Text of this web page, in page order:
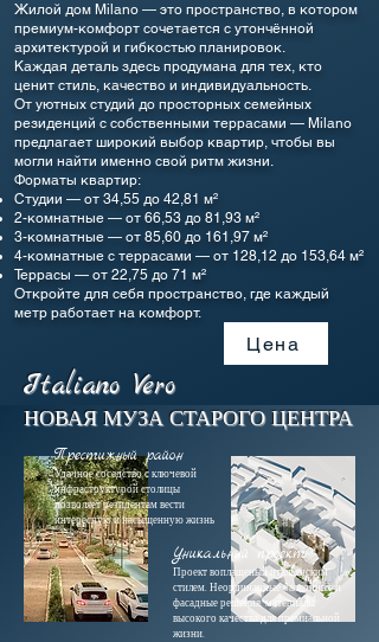
Жилой дом Milano — это пространство, в котором
премиум-комфорт сочетается с утончённой
архитектурой и гибкостью планировок.
Каждая деталь здесь продумана для тех, кто
ценит стиль, качество и индивидуальность.
От уютных студий до просторных семейных
резиденций с собственными террасами — Milano
предлагает широкий выбор квартир, чтобы вы
могли найти именно свой ритм жизни.
Форматы квартир:
Студии — от 34,55 до 42,81 м²
2-комнатные — от 66,53 до 81,93 м²
3-комнатные — от 85,60 до 161,97 м²
4-комнатные с террасами — от 128,12 до 153,64 м²
Террасы — от 22,75 до 71 м²
Откройте для себя пространство, где каждый
метр работает на комфорт.
Цена
Italiano Vero
НОВАЯ МУЗА СТАРОГО ЦЕНТРА
Престижный район
Удачное соседство с ключевой
инфраструктурой столицы
позволяет резидентам вести
интересную и насыщенную жизнь
Уникальный проект
Проект воплащеный итальянским
стилем. Неординарные балконные и
фасадные решения, материалы
высокого качества для премиальной
жизни.